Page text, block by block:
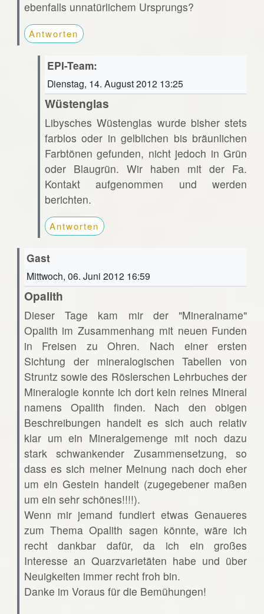
ebenfalls unnatürlichem Ursprungs?
Antworten
EPI-Team:
Dienstag, 14. August 2012 13:25
Wüstenglas
Libysches Wüstenglas wurde bisher stets
farblos oder in gelblichen bis bräunlichen
Farbtönen gefunden, nicht jedoch in Grün
oder Blaugrün. Wir haben mit der Fa.
Kontakt aufgenommen und werden
berichten.
Antworten
Gast
Mittwoch, 06. Juni 2012 16:59
Opalith
Dieser Tage kam mir der "Mineralname"
Opalith im Zusammenhang mit neuen Funden
in Freisen zu Ohren. Nach einer ersten
Sichtung der mineralogischen Tabellen von
Struntz sowie des Röslerschen Lehrbuches der
Mineralogie konnte ich dort kein reines Mineral
namens Opalith finden. Nach den obigen
Beschreibungen handelt es sich auch relativ
klar um ein Mineralgemenge mit noch dazu
stark schwankender Zusammensetzung, so
dass es sich meiner Meinung nach doch eher
um ein Gestein handelt (zugegebener maßen
um ein sehr schönes!!!!).
Wenn mir jemand fundiert etwas Genaueres
zum Thema Opalith sagen könnte, wäre ich
recht dankbar dafür, da ich ein großes
Interesse an Quarzvarietäten habe und über
Neuigkeiten immer recht froh bin.
Danke im Voraus für die Bemühungen!